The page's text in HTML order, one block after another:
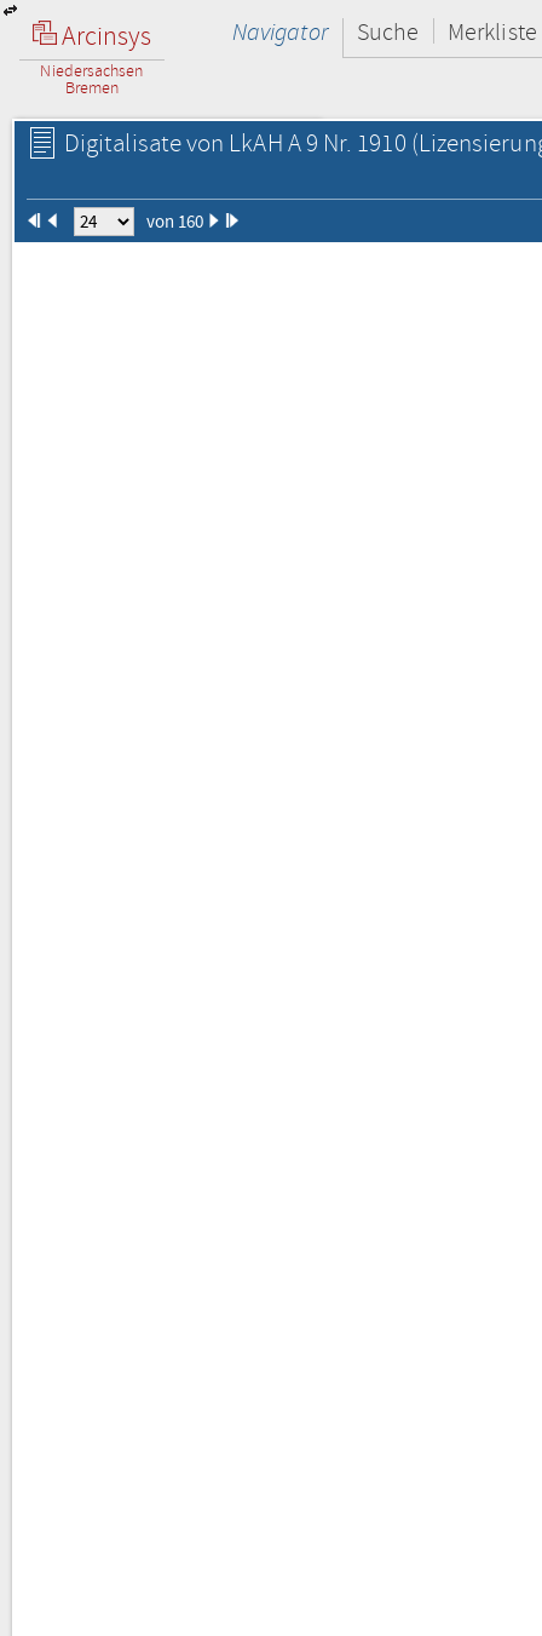
Arcinsys
Niedersachsen
Bremen
Navigator Suche Merkliste
Digitalisate von LkAH A 9 Nr. 1910
von 160